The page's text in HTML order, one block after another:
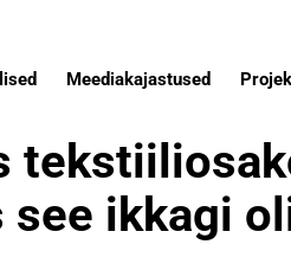
Meediakajastused
ikkagi